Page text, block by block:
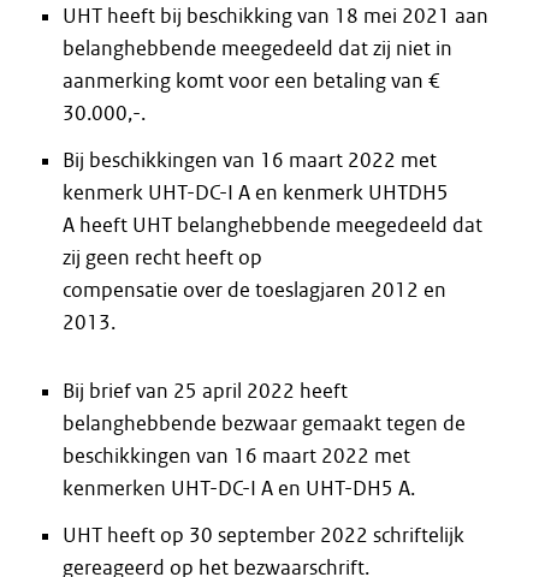
UHT heeft bij beschikking van 18 mei 2021 aan
belanghebbende meegedeeld dat zij niet in
aanmerking komt voor een betaling van €
30.000,-.
Bij beschikkingen van 16 maart 2022 met
kenmerk UHT-DC-I A en kenmerk UHTDH5
A heeft UHT belanghebbende meegedeeld dat
zij geen recht heeft op
compensatie over de toeslagjaren 2012 en
2013.
Bij brief van 25 april 2022 heeft
belanghebbende bezwaar gemaakt tegen de
beschikkingen van 16 maart 2022 met
kenmerken UHT-DC-I A en UHT-DH5 A.
UHT heeft op 30 september 2022 schriftelijk
gereageerd op het bezwaarschrift.